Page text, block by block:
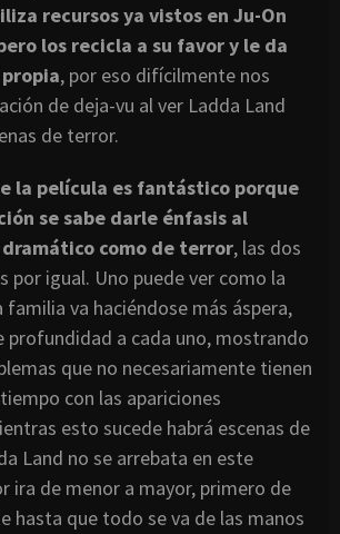
recursos ya vistos en Ju-On
los recicla a su favor y le da
, por eso difícilmente nos
de deja-vu al ver Ladda Land
de terror.
la película es fantástico porque
se sabe darle énfasis al
como de terror, las dos
por igual. Uno puede ver como la
familia va haciéndose más áspera,
profundidad a cada uno, mostrando
que no necesariamente tienen
con las apariciones
esto sucede habrá escenas de
Land no se arrebata en este
ira de menor a mayor, primero de
hasta que todo se va de las manos